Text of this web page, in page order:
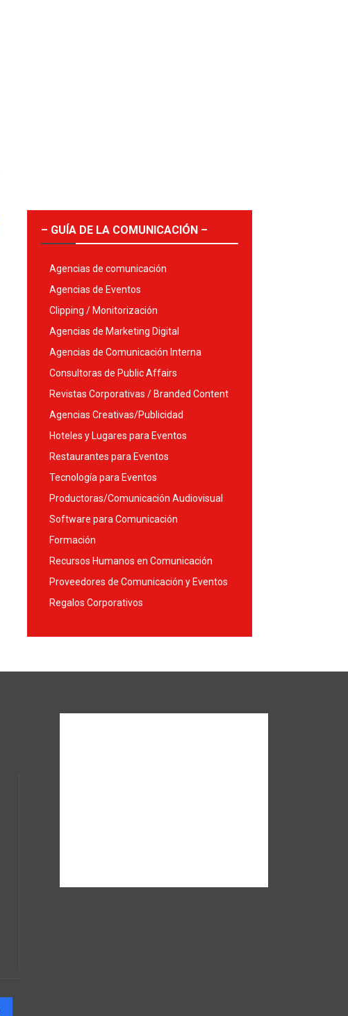
– GUÍA DE LA COMUNICACIÓN –
Agencias de comunicación
Agencias de Eventos
Clipping / Monitorización
Agencias de Marketing Digital
Agencias de Comunicación Interna
Consultoras de Public Affairs
Revistas Corporativas / Branded Content
Agencias Creativas/Publicidad
Hoteles y Lugares para Eventos
Restaurantes para Eventos
Tecnología para Eventos
Productoras/Comunicación Audiovisual
Software para Comunicación
Formación
Recursos Humanos en Comunicación
Proveedores de Comunicación y Eventos
Regalos Corporativos